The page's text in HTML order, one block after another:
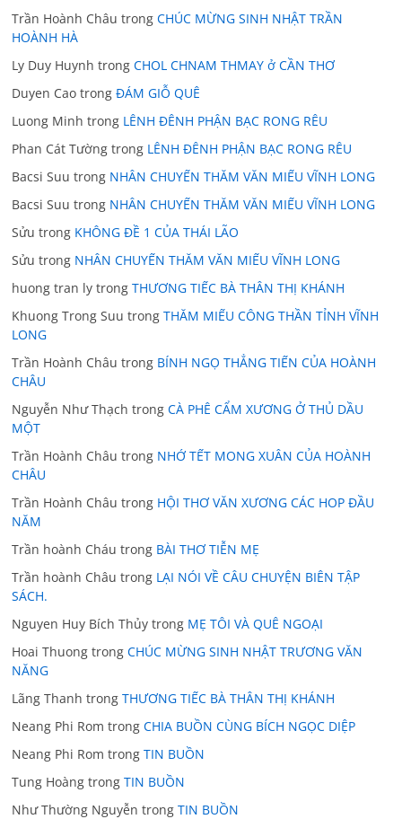
Trần Hoành Châu trongCHÚC MỪNG SINH NHẬT TRẦN
HOÀNH HÀ
Ly Duy Huynh trongCHOL CHNAM THMAY ở CẦN THƠ
Duyen Cao trongĐÁM GIỖ QUÊ
Luong Minh trong LÊNH ĐÊNH PHẬN BẠC RONG RÊU
Phan Cát Tường trong LÊNH ĐÊNH PHẬN BẠC RONG RÊU
Bacsi Suu trong NHÂN CHUYẾN THĂM VĂN MIẾU VĨNH LONG
Bacsi Suu trong NHÂN CHUYẾN THĂM VĂN MIẾU VĨNH LONG
Sửu trong KHÔNG ĐỀ 1 CỦA THÁI LÃO
Sửu trong NHÂN CHUYẾN THĂM VĂN MIẾU VĨNH LONG
huong tran ly trongTHƯƠNG TIẾC BÀ THÂN THỊ KHÁNH
Khuong Trong Suu trongTHĂM MIẾU CÔNG THẦN TỈNH VĨNH
LONG
Trần Hoành Châu trong BÍNH NGỌ THẲNG TIẾN CỦA HOÀNH
CHÂU
Nguyễn Như Thạch trongCÀ PHÊ CẨM XƯƠNG Ở THỦ DẦU
MỘT
Trần Hoành Châu trong NHỚ TẾT MONG XUÂN CỦA HOÀNH
CHÂU
Trần Hoành Châu trong HỘI THƠ VĂN XƯƠNG CÁC HOP ĐẦU
NĂM
Trần hoành Cháu trong BÀI THƠ TIỄN MẸ
Trần hoành Châu trong LẠI NÓI VỀ CÂU CHUYỆN BIÊN TẬP
SÁCH.
Nguyen Huy Bích Thủy trong MẸ TÔI VÀ QUÊ NGOẠI
Hoai Thuong trongCHÚC MỪNG SINH NHẬT TRƯƠNG VĂN
NĂNG
Lãng Thanh trongTHƯƠNG TIẾC BÀ THÂN THỊ KHÁNH
Neang Phi Rom trongCHIA BUỒN CÙNG BÍCH NGỌC DIỆP
Neang Phi Rom trongTIN BUỒN
Tung Hoàng trongTIN BUỒN
Như Thường Nguyễn trongTIN BUỒN